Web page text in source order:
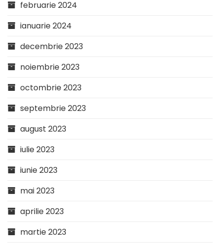
februarie 2024
ianuarie 2024
decembrie 2023
noiembrie 2023
octombrie 2023
septembrie 2023
august 2023
iulie 2023
iunie 2023
mai 2023
aprilie 2023
martie 2023